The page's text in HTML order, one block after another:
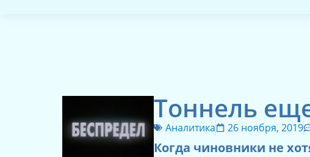
Тоннель
Аналитика 26 ноября, 2019
Когда чиновники не